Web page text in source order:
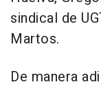
sindical de
Martos.
De manera